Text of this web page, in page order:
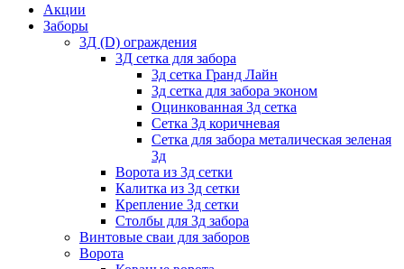
Акции
Заборы
3Д (D) ограждения
3Д сетка для забора
3д сетка Гранд Лайн
3д сетка для забора эконом
Оцинкованная 3д сетка
Сетка 3д коричневая
Сетка для забора металическая зеленая
3д
Ворота из 3д сетки
Калитка из 3д сетки
Крепление 3д сетки
Столбы для 3д забора
Винтовые сваи для заборов
Ворота